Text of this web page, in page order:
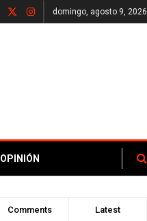
domingo, agosto 9, 2026
OPINIÓN
Comments Latest